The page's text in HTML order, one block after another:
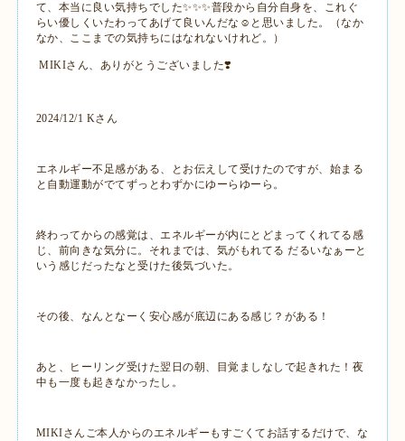
て、本当に良い気持ちでした✨️✨️✨普段から自分自身を、これぐ
らい優しくいたわってあげて良いんだな☺️と思いました。（なか
なか、ここまでの気持ちにはなれないけれど。）
MIKIさん、ありがとうございました❣️
2024/12/1 Kさん
エネルギー不足感がある、とお伝えして受けたのですが、始まる
と自動運動がでてずっとわずかにゆーらゆーら。
終わってからの感覚は、エネルギーが内にとどまってくれてる感
じ、前向きな気分に。それまでは、気がもれてる だるいなぁーと
いう感じだったなと受けた後気づいた。
その後、なんとなーく安心感が底辺にある感じ？がある！
あと、ヒーリング受けた翌日の朝、目覚ましなしで起きれた！夜
中も一度も起きなかったし。
MIKIさんご本人からのエネルギーもすごくてお話するだけで、な